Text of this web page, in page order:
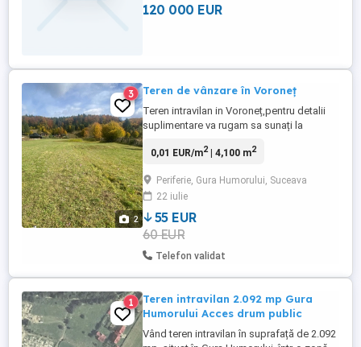
120 000 EUR
2
3 Teren de vânzare în Voroneț
Teren intravilan in Voroneț,pentru detalii
suplimentare va rugam sa sunați la
0,01 EUR/m2| 4,100 m2
Periferie, Gura Humorului, Suceava
22 iulie
55 EUR
60 EUR
Telefon validat
1
Teren intravilan 2.092 mp Gura
Humorului Acces drum public
Vând teren intravilan în suprafață de 2.092